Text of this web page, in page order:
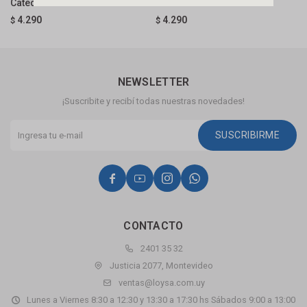
Catedral 65cm
$ 4.290 $ 4.290
CONTACTO
2401 35 32
Justicia 2077, Montevideo
ventas@loysa.com.uy
Lunes a Viernes 8:30 a 12:30 y 13:30 a 17:30 hs Sábados 9:00 a 13:00
NEWSLETTER
¡Suscribite y recibí todas nuestras novedades!
SUSCRIBIRME
   